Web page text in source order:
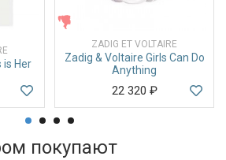
is Her
ZADIG ET VOLTAIRE
Zadig & Voltaire Girls Can Do
Anything
22 320 ₽
покупают